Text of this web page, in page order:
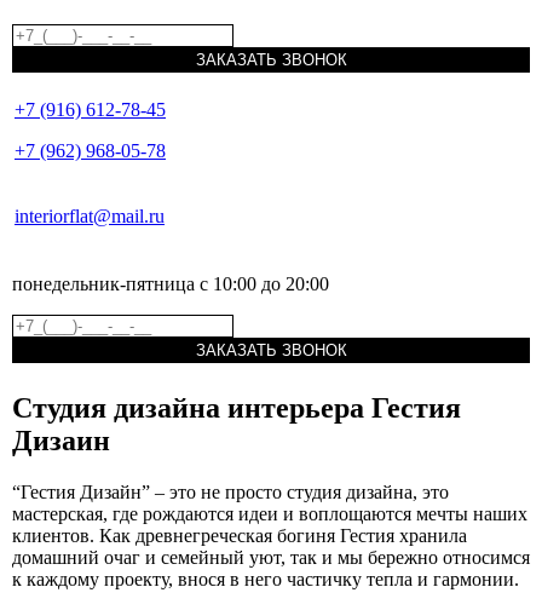
ЗАКАЗАТЬ ЗВОНОК
+7 (916) 612-78-45
+7 (962) 968-05-78
interiorflat@mail.ru
понедельник-пятница с 10:00 до 20:00
ЗАКАЗАТЬ ЗВОНОК
Студия дизайна интерьера Гестия
Дизаин
“Гестия Дизайн” – это не просто студия дизайна, это
мастерская, где рождаются идеи и воплощаются мечты наших
клиентов. Как древнегреческая богиня Гестия хранила
домашний очаг и семейный уют, так и мы бережно относимся
к каждому проекту, внося в него частичку тепла и гармонии.